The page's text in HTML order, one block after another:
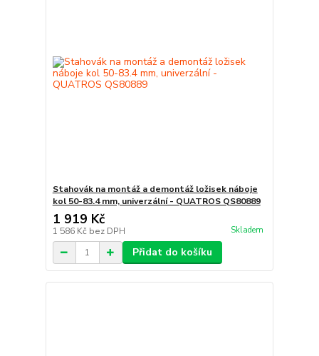
Stahovák na montáž a demontáž ložisek náboje
kol 50-83.4 mm, univerzální - QUATROS QS80889
1 919 Kč
1 586 Kč bez DPH Skladem
Přidat do košíku